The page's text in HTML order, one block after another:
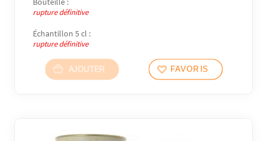
rupture définitive
Échantillon 5 cl :
rupture définitive
AJOUTER FAVORIS